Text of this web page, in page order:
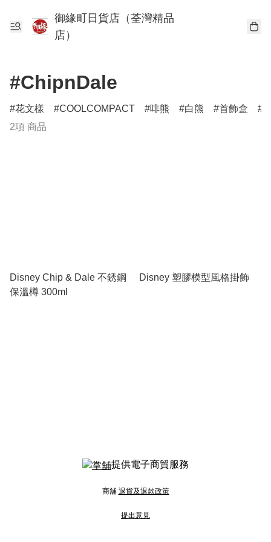
御緣町日貨店（荃灣精品
店）
#ChipnDale
花文樣 COOLCOMPACT 啡熊 白熊 首飾盒
2項 商品
Disney Chip & Dale 不銹鋼
保溫樽 300ml
Disney 塑膠模型風格掛飾
提供電子商貿服務
商舖 退貨及退款政策
提出意見